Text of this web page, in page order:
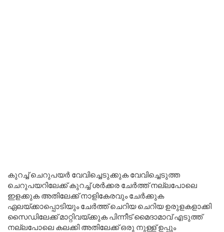
കുറച്ച് ചെറുപയർ വേവിച്ചെടുക്കുക വേവിച്ചെടുത്ത
ചെറുപയറിലേക്ക് കുറച്ച് ശർക്കര ചേർത്ത് നല്ലപോലെ
ഇളക്കുക അതിലേക്ക് നാളികേരവും ചേർക്കുക
ഏലയ്ക്കാപ്പൊടിയും ചേർത്ത് ചെറിയ ചെറിയ ഉരുളകളാക്കി
സൈഡിലേക്ക് മാറ്റിവയ്ക്കുക പിന്നീട് മൈദാമാവ് എടുത്ത്
നല്ലപോലെ കലക്കി അതിലേക്ക് ഒരു നുള്ള് ഉപ്പും